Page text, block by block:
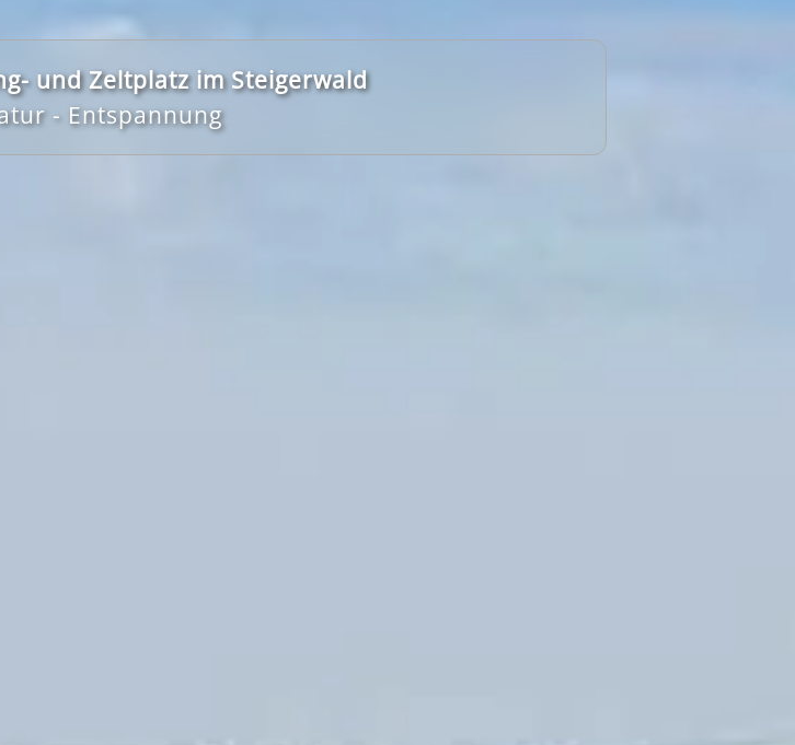
und Zeltplatz im Steigerwald
- Entspannung